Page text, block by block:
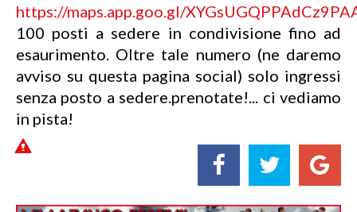
https://maps.app.goo.gl/
100 posti a sedere in condivisione fino ad
esaurimento. Oltre tale numero (ne daremo
avviso su questa pagina social) solo ingressi
senza posto a sedere.prenotate!... ci vediamo
in pista!